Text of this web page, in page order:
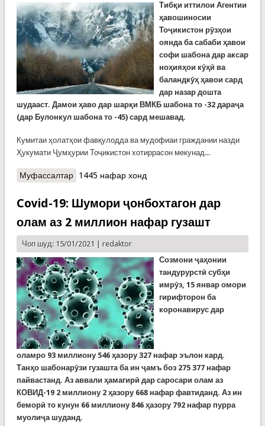
Тибқи иттилои Агентии
ҳавошиносии
Тоҷикистон рӯзҳои
оянда ба сабаби ҳавои
софи шабона дар аксар
ноҳияҳои кӯҳӣ ва
баландкӯҳ ҳавои сард
дар назар дошта
шудааст. Дамои ҳаво дар шарқи ВМКБ шабона то -32 дараҷа
(дар Булонкул шабона то -45) сард мешавад.
Кумитаи ҳолатҳои фавқулодда ва мудофиаи граждании назди
Ҳукумати Ҷумҳурии Тоҷикистон хотиррасон мекунад...
Муфассалтаро Огоҳии Кумитаи ҳолатҳои фавқулодда аз
1445 нафар хонд
Covid-19: Шумори ҷонбохтагон дар
олам аз 2 миллион нафар гузашт
Чоп шуд: 15/01/2021 | redaktor
Созмони ҷаҳонии
тандурурстӣ субҳи
имрӯз, 15 январ омори
гирифторон ба
коронавирус дар
оламро 93 миллиону 546 ҳазору 327 нафар эълон кард.
Танҳо шабонарӯзи гузашта ба ин ҷамъ боз 275 377 нафар
пайвастанд. Аз аввали ҳамагирӣ дар саросари олам аз
КОВИД-19 2 миллиону 2 ҳазору 668 нафар фавтиданд. Аз ин
беморӣ то кунун 66 миллиону 846 ҳазору 792 нафар пурра
муолиҷа шуданд.